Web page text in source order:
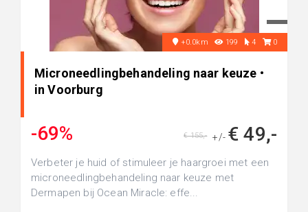
+0.0km 199 4 0
Microneedlingbehandeling naar keuze •
in Voorburg
-69% +/- € 49,-
€ 155,-
Verbeter je huid of stimuleer je haargroei met een
microneedlingbehandeling naar keuze met
Dermapen bij Ocean Miracle: effe...